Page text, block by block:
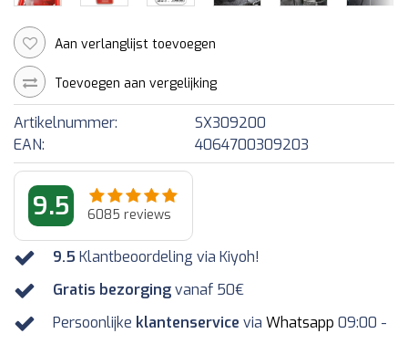
Aan verlanglijst toevoegen
Toevoegen aan vergelijking
Artikelnummer:
SX309200
EAN:
4064700309203
9.5 6085 reviews
9.5 Klantbeoordeling via Kiyoh!
Gratis bezorgingvanaf 50€
Persoonlijke klantenservice via Whatsapp 09:00 -